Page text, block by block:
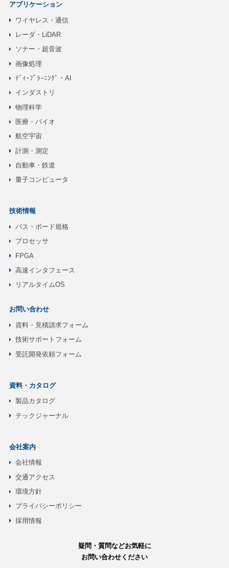
アプリケーション
ワイヤレス・通信
レーダ・LiDAR
ソナー・超音波
画像処理
ﾃﾞｨｰﾌﾟﾗｰﾆﾝｸﾞ・AI
インダストリ
物理科学
医療・バイオ
航空宇宙
計測・測定
自動車・鉄道
量子コンピュータ
技術情報
バス・ボード規格
プロセッサ
FPGA
高速インタフェース
リアルタイムOS
お問い合わせ
資料・見積請求フォーム
技術サポートフォーム
受託開発依頼フォーム
資料・カタログ
製品カタログ
テックジャーナル
会社案内
会社情報
交通アクセス
環境方針
プライバシーポリシー
採用情報
疑問・質問などお気軽に
お問い合わせください